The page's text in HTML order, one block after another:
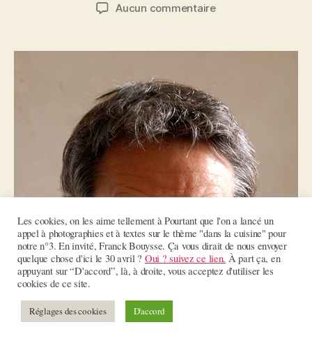
Aucun commentairesur
Les cookies, on les aime tellement à Pourtant que l'on a lancé un
appel à photographies et à textes sur le thème "dans la cuisine" pour
notre n°3. En invité, Franck Bouysse. Ça vous dirait de nous envoyer
quelque chose d'ici le 30 avril ? Oui ? suivez ce lien. À part ça, en
appuyant sur “D'accord”, là, à droite, vous acceptez d'utiliser les
cookies de ce site.
Réglages des cookies D'accord